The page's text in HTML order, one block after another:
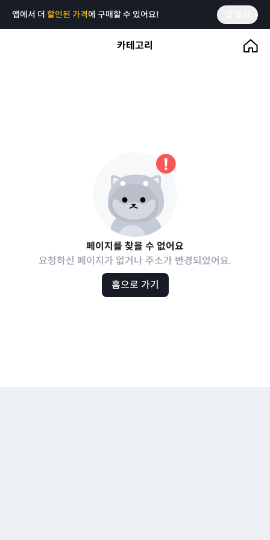
앱에서 더 할인된 가격에 구매할 수 있어요!
카테고리
페이지를 찾을 수 없어요
요청하신 페이지가 없거나 주소가 변경되었어요.
홈으로 가기